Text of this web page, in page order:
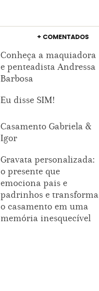
+ COMENTADOS
Conheça a maquiadora
e penteadista Andressa
Barbosa
Eu disse SIM!
Casamento Gabriela &
Igor
Gravata personalizada:
o presente que
emociona pais e
padrinhos e transforma
o casamento em uma
memória inesquecível